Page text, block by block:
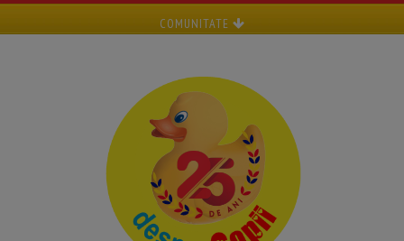
COMUNITATE